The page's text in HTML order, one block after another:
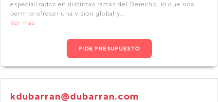
especializados en distintas ramas del Derecho, lo que nos
permite ofrecer una visión global y...
Ver más
PIDE PRESUPUESTO
kdubarran@dubarran.com